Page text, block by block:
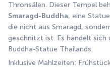
Smaragd-Buddha, eine
die nicht aus Smaragd,
geschnitzt ist. Es handelt sich
Buddha-Statue Thailands.
Inklusive Mahlzeiten: